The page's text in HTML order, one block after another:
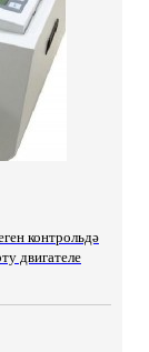
контрольдә
двигателе